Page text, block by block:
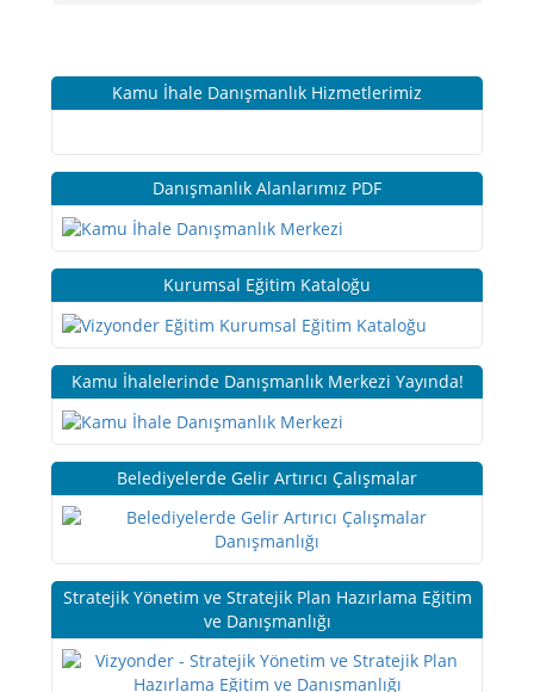
Kamu İhale Danışmanlık Hizmetlerimiz
Danışmanlık Alanlarımız PDF
Kurumsal Eğitim Kataloğu
Kamu İhalelerinde Danışmanlık Merkezi Yayında!
Belediyelerde Gelir Artırıcı Çalışmalar
Stratejik Yönetim ve Stratejik Plan Hazırlama Eğitim
ve Danışmanlığı